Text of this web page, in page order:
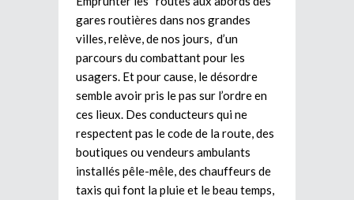
gares routières dans nos grandes
villes, relève, de nos jours, d’un
parcours du combattant pour les
usagers. Et pour cause, le désordre
semble avoir pris le pas sur l’ordre en
ces lieux. Des conducteurs qui ne
respectent pas le code de la route, des
boutiques ou vendeurs ambulants
installés pêle-mêle, des chauffeurs de
taxis qui font la pluie et le beau temps,